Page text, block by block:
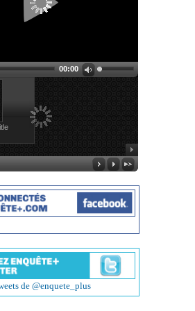
00:00
de @enquete_plus